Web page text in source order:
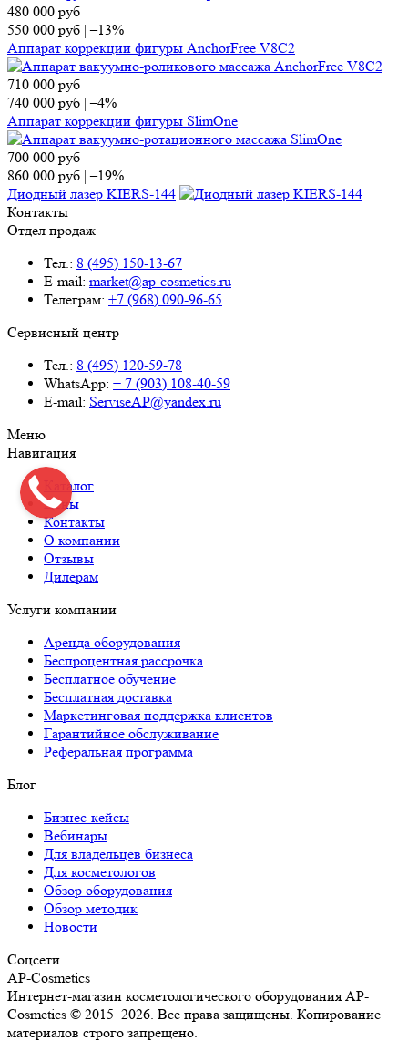
480 000 руб
550 000 руб |–13%
Аппарат коррекции фигуры AnchorFree V8C2
710 000 руб
740 000 руб |–4%
Аппарат коррекции фигуры SlimOne
700 000 руб
860 000 руб |–19%
Диодный лазер KIERS-144
Контакты
Отдел продаж
Тел.: 8 (495) 150-13-67
E-mail: market@ap-cosmetics.ru
Телеграм: +7 (968) 090-96-65
Сервисный центр
Тел.: 8 (495) 120-59-78
WhatsApp: + 7 (903) 108-40-59
E-mail: ServiseAP@yandex.ru
Меню
Навигация
Каталог
Цены
Контакты
О компании
Отзывы
Дилерам
Услуги компании
Аренда оборудования
Беспроцентная рассрочка
Бесплатное обучение
Бесплатная доставка
Маркетинговая поддержка клиентов
Гарантийное обслуживание
Реферальная программа
Блог
Бизнес-кейсы
Вебинары
Для владельцев бизнеса
Для косметологов
Обзор оборудования
Обзор методик
Новости
Соцсети
AP-Cosmetics
Интернет-магазин косметологического оборудования AP-
Cosmetics © 2015–2026. Все права защищены. Копирование
материалов строго запрещено.